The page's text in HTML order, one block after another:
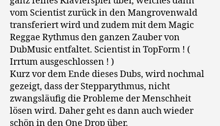
vom Scientist zurück in den Mangrovenwald
transferiert wird und zudem mit dem Magic
Reggae Rythmus den ganzen Zauber von
DubMusic entfaltet. Scientist in TopForm ! (
Irrtum ausgeschlossen ! )
Kurz vor dem Ende dieses Dubs, wird nochmal
gezeigt, dass der Stepparythmus, nicht
zwangsläufig die Probleme der Menschheit
lösen wird. Daher geht es dann auch wieder
schön in den One Drop über.